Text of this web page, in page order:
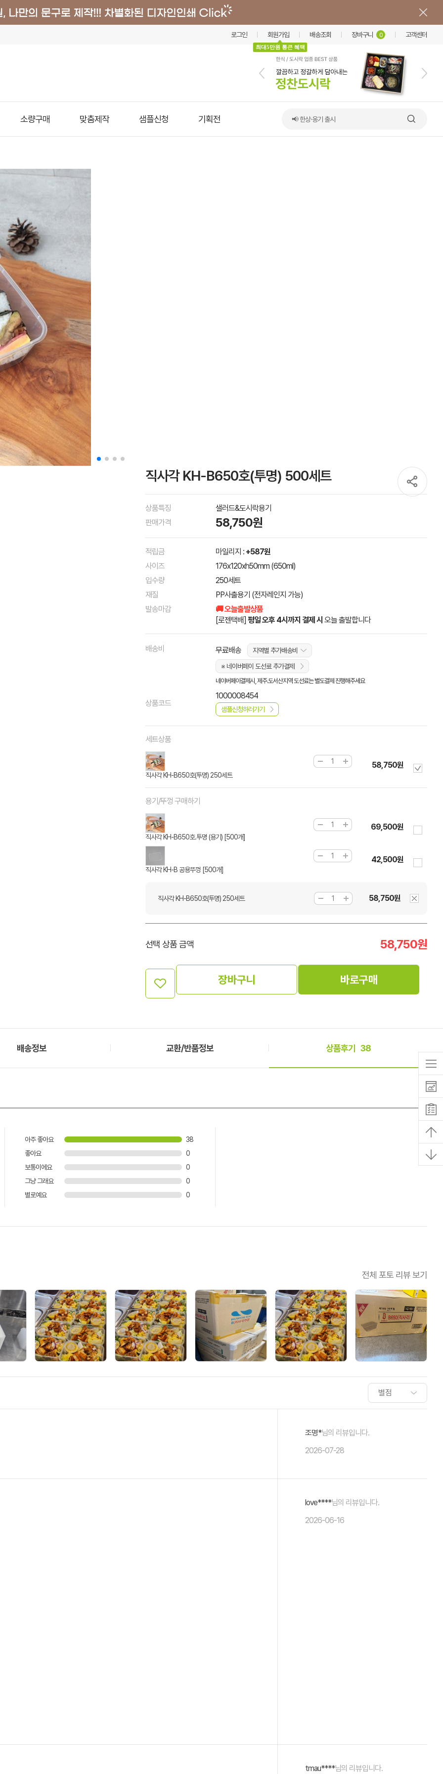
로그인 회원가입
최대5만원 통큰 혜택
배송조회 장바구니 0 고객센터
소량구매 맞춤제작 샘플신청 기획전 📢 한상·옹기 출시
직사각 KH-B650호(투명) 500세트
상품특징
샐러드&도시락용기
판매가격
58,750원
적립금 마일리지 : +587원
사이즈
176x120xh50mm (650ml)
입수량
250세트
재질
PP사출용기 (전자레인지 가능)
발송마감
🚚 오늘출발상품
[로젠택배] 평일 오후 4시까지 결제 시 오늘 출발합니다
배송비 무료배송
지역별 추가배송비
※ 네이버페이 도선료 추가결제
네이버페이결제시, 제주.도서산지역 도선료는 별도결제 진행해주세요
상품코드
1000008454
샘플신청하러가기
세트상품
직사각 KH-B650호(투명) 250세트
58,750원
용기/뚜껑 구매하기
직사각 KH-B650호.투명 (용기) [500개]
69,500원
직사각 KH-B 공용뚜껑 [500개]
42,500원
직사각 KH-B650호(투명) 250세트 58,750원
선택 상품 금액 58,750원
장바구니 바로구매
배송정보 교환/반품정보 상품후기 38
아주 좋아요
38
좋아요
0
보통이에요
0
그냥 그래요
0
별로예요
0
전체 포토 리뷰 보기
조명*님의 리뷰입니다.
2026-07-28
love****님의 리뷰입니다.
2026-06-16
tmau****님의 리뷰입니다.